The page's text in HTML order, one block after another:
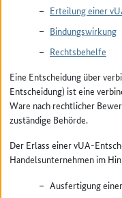
Erteilung einer
Bindungswirkung
Rechtsbehelfe
Eine Entscheidung über
Entscheidung) ist eine
Ware nach rechtlicher
zuständige Behörde.
Der Erlass einer vUA-
Handelsunternehmen im
Ausfertigung